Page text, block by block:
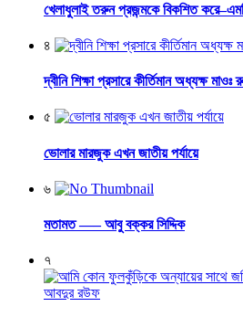
খেলাধুলাই তরুন প্রজন্মকে বিকশিত
৪
দ্বীনি শিক্ষা প্রসারে কীর্তিমান অধ্যক্ষ
৫
ভোলার মারজুক এখন জাতীয় পর্যায়ে
৬
মতামত —– আবু বক্কর সিদ্দিক
৭